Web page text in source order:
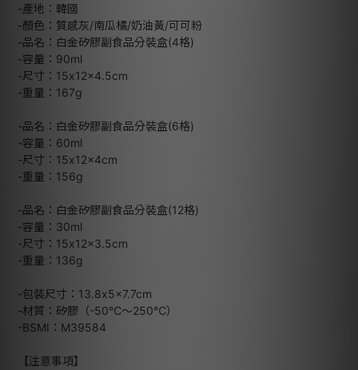
-產地：韓國
-顏色：質感灰/南瓜橘/奶油黃/可可粉
-品名：白金矽膠副食品分裝盒(4格)
-容量：90ml
-尺寸：15x12x4.5cm
-重量：167g
-品名：白金矽膠副食品分裝盒(6格)
-容量：60ml
-尺寸：15x12x4cm
-重量：156g
-品名：白金矽膠副食品分裝盒(12格)
-容量：30ml
-尺寸：15x12x3.5cm
-重量：136g
-包裝尺寸：13.8x5x7.7cm
-材質：矽膠（-50℃～250℃）
-BSMI：M39584
【注意事項】